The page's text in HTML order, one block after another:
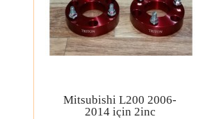
Ducki Navara 2014
sonrası için 5cm KUPA